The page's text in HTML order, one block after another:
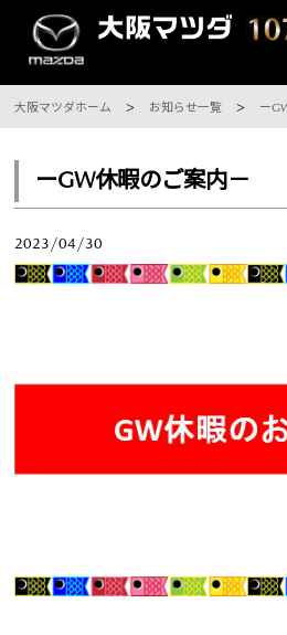
大阪マツダホーム お知らせ一覧 ー
ーGW休暇のご案内－
2023/04/30